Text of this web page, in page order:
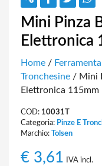
Mini Pinza
Elettronica
Home / Ferramenta
Tronchesine / Mini
Elettronica 115mm
COD: 10031T
Categoria: Pinze E
Marchio: Tolsen
€ 3,61 IVA incl.